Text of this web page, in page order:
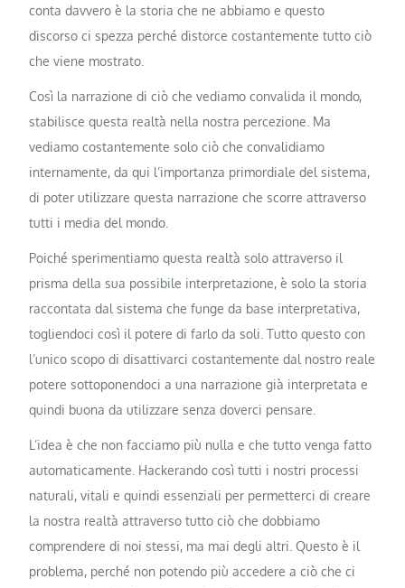
conta davvero è la storia che ne abbiamo e questo
discorso ci spezza perché distorce costantemente tutto ciò
che viene mostrato.
Così la narrazione di ciò che vediamo convalida il mondo,
stabilisce questa realtà nella nostra percezione. Ma
vediamo costantemente solo ciò che convalidiamo
internamente, da qui l’importanza primordiale del sistema,
di poter utilizzare questa narrazione che scorre attraverso
tutti i media del mondo.
Poiché sperimentiamo questa realtà solo attraverso il
prisma della sua possibile interpretazione, è solo la storia
raccontata dal sistema che funge da base interpretativa,
togliendoci così il potere di farlo da soli. Tutto questo con
l’unico scopo di disattivarci costantemente dal nostro reale
potere sottoponendoci a una narrazione già interpretata e
quindi buona da utilizzare senza doverci pensare.
L’idea è che non facciamo più nulla e che tutto venga fatto
automaticamente. Hackerando così tutti i nostri processi
naturali, vitali e quindi essenziali per permetterci di creare
la nostra realtà attraverso tutto ciò che dobbiamo
comprendere di noi stessi, ma mai degli altri. Questo è il
problema, perché non potendo più accedere a ciò che ci